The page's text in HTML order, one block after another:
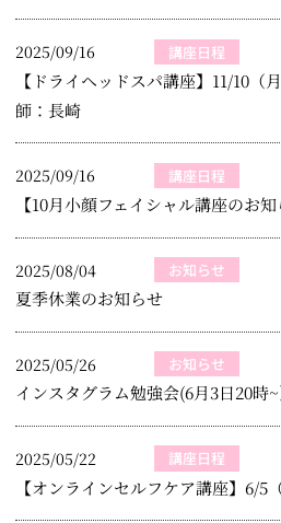
2025/09/16 講座日程
【ドライヘッドスパ講座】11/10
師：長崎
2025/09/16 講座日程
【10月小顔フェイシャル講座の
2025/08/04 お知らせ
夏季休業のお知らせ
2025/05/26 お知らせ
インスタグラム勉強会(6月3日20時~
2025/05/22 講座日程
【オンラインセルフケア講座】6/5